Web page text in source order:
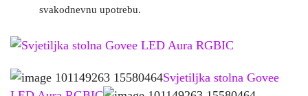
svakodnevnu upotrebu.
Svjetiljka stolna Govee